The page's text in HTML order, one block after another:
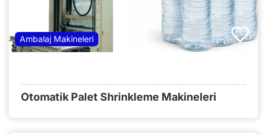
Ambalaj Makineleri
Otomatik Palet Shrinkleme Makineleri